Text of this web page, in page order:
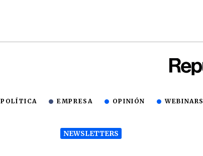
POLÍTICA EMPRESA OPINIÓN WEBINARS
NEWSLETTERS